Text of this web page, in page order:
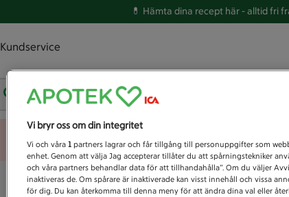
💊 Hämta dina recept här -alltid fri
Kundservice
Vad letar du efter idag?
Vi bryr oss om din integritet
Vi och våra 1 partners lagrar och får tillgång till personuppgifter som
enhet. Genom att välja Jag accepterar tillåter du att spårningstekniker
och våra partners behandlar data för att tillhandahålla”. Om du väljer
inaktiveras de. Om spårare är inaktiverade kan visst innehåll och vissa
för dig. Du kan återkomma till denna meny för att ändra dina val eller